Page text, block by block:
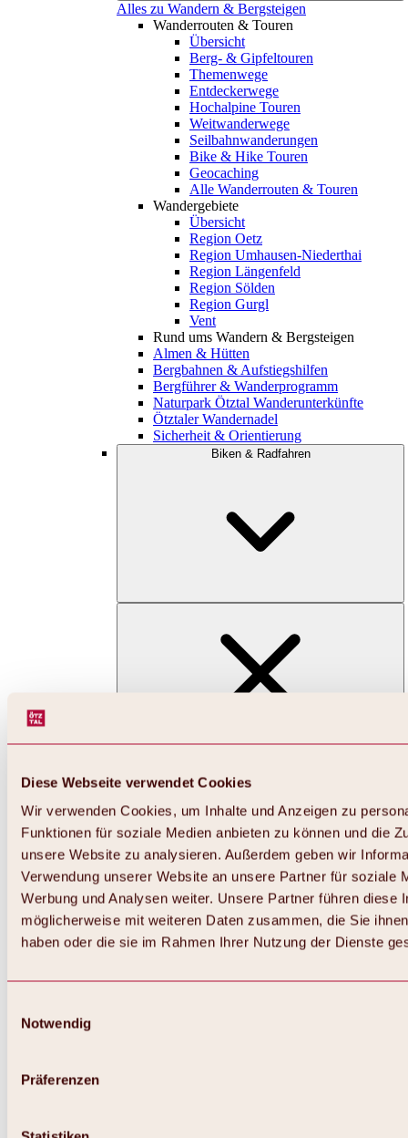
Diese Webseite verwendet Cookies
Wir verwenden Cookies, um Inhalte und Anzeigen zu
Funktionen für soziale Medien anbieten zu können und die
unsere Website zu analysieren. Außerdem geben wir
Verwendung unserer Website an unsere Partner für soziale
Werbung und Analysen weiter. Unsere Partner führen diese
möglicherweise mit weiteren Daten zusammen, die Sie
haben oder die sie im Rahmen Ihrer Nutzung der Dienste
Notwendig
Präferenzen
Alles zu Wandern & Bergsteigen
Wanderrouten & Touren
Übersicht
Berg- & Gipfeltouren
Themenwege
Entdeckerwege
Hochalpine Touren
Weitwanderwege
Seilbahnwanderungen
Bike & Hike Touren
Geocaching
Alle Wanderrouten & Touren
Wandergebiete
Übersicht
Region Oetz
Region Umhausen-Niederthai
Region Längenfeld
Region Sölden
Region Gurgl
Vent
Rund ums Wandern & Bergsteigen
Almen & Hütten
Bergbahnen & Aufstiegshilfen
Bergführer & Wanderprogramm
Naturpark Ötztal Wanderunterkünfte
Ötztaler Wandernadel
Sicherheit & Orientierung
Biken & Radfahren